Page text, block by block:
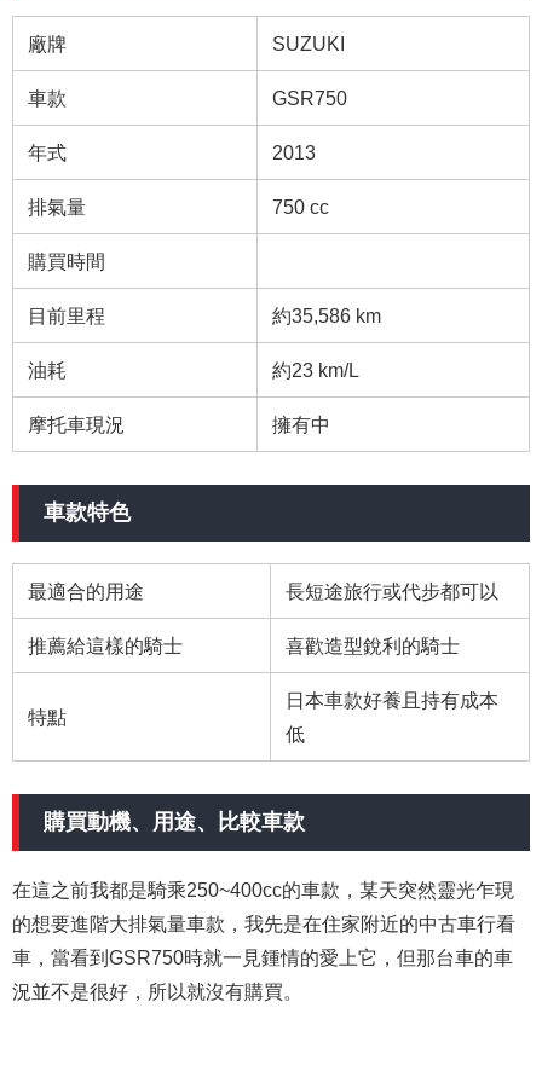
廠牌 SUZUKI
車款 GSR750
年式 2013
排氣量 750 cc
購買時間
目前里程 約35,586 km
油耗 約23 km/L
摩托車現況 擁有中
車款特色
最適合的用途 長短途旅行或代步都可以
推薦給這樣的騎士 喜歡造型銳利的騎士
特點
日本車款好養且持有成本
低
購買動機、用途、比較車款
在這之前我都是騎乘250~400cc的車款，某天突然靈光乍現
的想要進階大排氣量車款，我先是在住家附近的中古車行看
車，當看到GSR750時就一見鍾情的愛上它，但那台車的車
況並不是很好，所以就沒有購買。